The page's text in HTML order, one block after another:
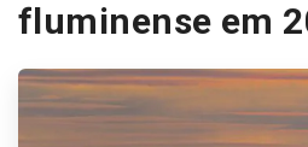
fluminense em